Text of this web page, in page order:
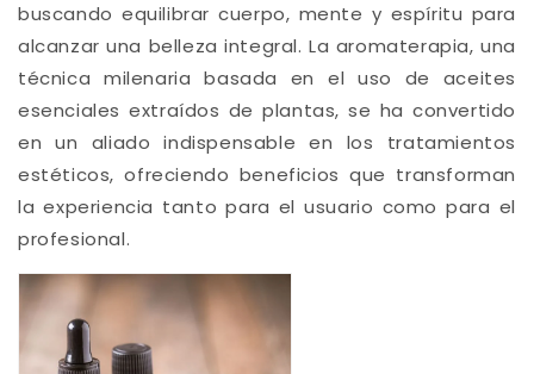
buscando equilibrar cuerpo, mente y espíritu para
alcanzar una belleza integral. La aromaterapia, una
técnica milenaria basada en el uso de aceites
esenciales extraídos de plantas, se ha convertido
en un aliado indispensable en los tratamientos
estéticos, ofreciendo beneficios que transforman
la experiencia tanto para el usuario como para el
profesional.